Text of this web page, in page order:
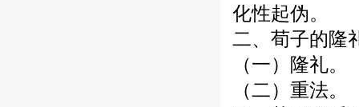
化性起伪。
二、荀子的隆
（一）隆礼。
（二）重法。